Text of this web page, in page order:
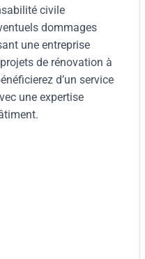
civile
dommages
une entreprise
de rénovation à
d’un service
une expertise